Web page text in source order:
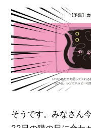
ユ
ー
ザ
ー
/
C
U
S
M
そうです。みなさん